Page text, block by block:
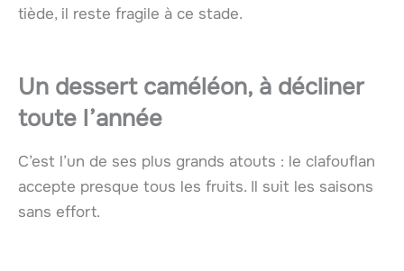
tiède, il reste fragile à ce stade.
Un dessert caméléon, à décliner
toute l’année
C’est l’un de ses plus grands atouts : le clafouflan
accepte presque tous les fruits. Il suit les saisons
sans effort.